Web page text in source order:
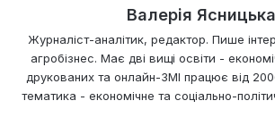
Валерія Ясницька
Журналіст-аналітик, редактор. Пише
агробізнес. Має дві вищі освіти -
друкованих та онлайн-ЗМІ працює від
тематика - економічне та соціально-